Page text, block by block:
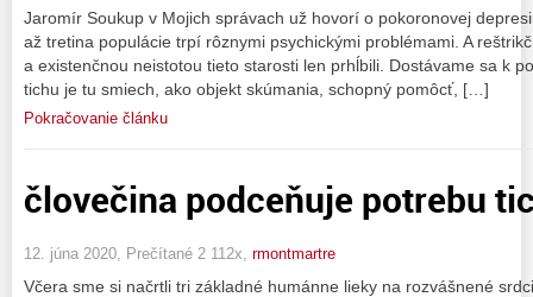
Jaromír Soukup v Mojich správach už hovorí o pokoronovej
až tretina populácie trpí rôznymi psychickými problémami. A
a existenčnou neistotou tieto starosti len prhĺbili. Dostávame sa k
tichu je tu smiech, ako objekt skúmania, schopný pomôcť, […]
Pokračovanie článku
človečina podceňuje potrebu
12. júna 2020, Prečítané 2 112x, rmontmartre
Včera sme si načrtli tri základné humánne lieky na rozvášnené